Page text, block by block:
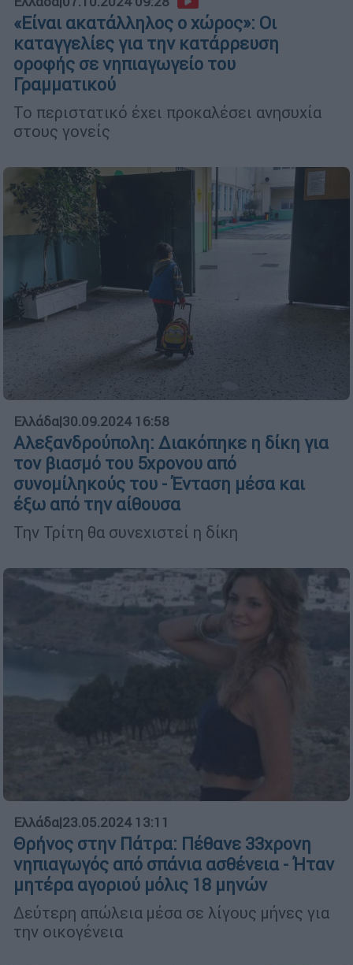
«Είναι ακατάλληλος ο χώρος»: Οι
καταγγελίες για την κατάρρευση
οροφής σε νηπιαγωγείο του
Γραμματικού
Το περιστατικό έχει προκαλέσει ανησυχία
στους γονείς
Ελλάδα|30.09.2024 16:58
Αλεξανδρούπολη: Διακόπηκε η δίκη για
τον βιασμό του 5χρονου από
συνομίληκούς του - Ένταση μέσα και
έξω από την αίθουσα
Την Τρίτη θα συνεχιστεί η δίκη
Ελλάδα|23.05.2024 13:11
Θρήνος στην Πάτρα: Πέθανε 33χρονη
νηπιαγωγός από σπάνια ασθένεια - Ήταν
μητέρα αγοριού μόλις 18 μηνών
Δεύτερη απώλεια μέσα σε λίγους μήνες για
την οικογένεια